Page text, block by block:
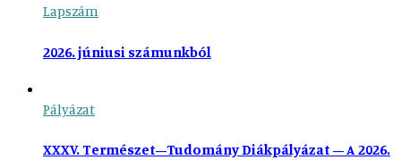
Lapszám
2026. júniusi számunkból
Pályázat
XXXV. Természet–Tudomány Diákpályázat – A 2026.